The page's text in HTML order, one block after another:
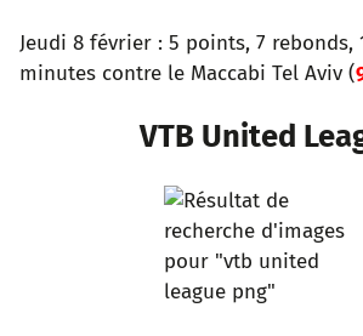
Jeudi 8 février : 5 points, 7 rebonds,
minutes contre le Maccabi Tel Aviv (
VTB United